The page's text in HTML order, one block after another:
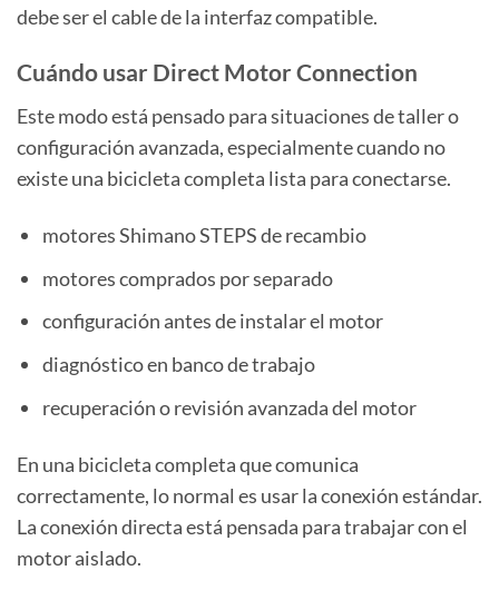
debe ser el cable de la interfaz compatible.
Cuándo usar Direct Motor Connection
Este modo está pensado para situaciones de taller o
configuración avanzada, especialmente cuando no
existe una bicicleta completa lista para conectarse.
motores Shimano STEPS de recambio
motores comprados por separado
configuración antes de instalar el motor
diagnóstico en banco de trabajo
recuperación o revisión avanzada del motor
En una bicicleta completa que comunica
correctamente, lo normal es usar la conexión estándar.
La conexión directa está pensada para trabajar con el
motor aislado.